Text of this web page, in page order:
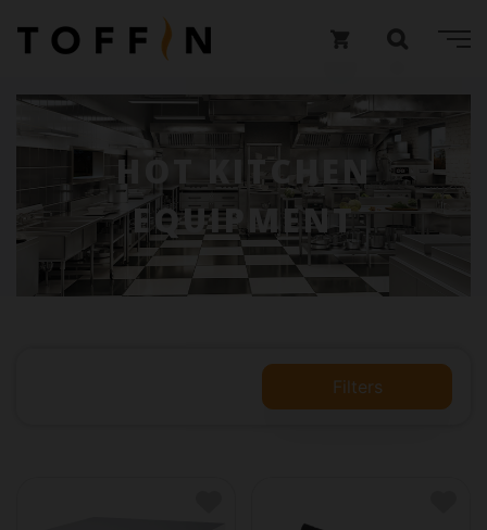
HOT KITCHEN
EQUIPMENT
Filters